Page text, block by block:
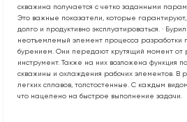
скважина получается с четко заданными
Это важные показатели, которые гарантируют,
долго и продуктивно эксплуатироваться. ·
неотъемлемый элемент процесса
бурением. Они передают крутящий момент от
инструмент. Также на них возложена функция
скважины и охлаждения рабочих элементов. В
легких сплавов, толстостенные. С каждым
что нацелено на быстрое выполнение задачи.